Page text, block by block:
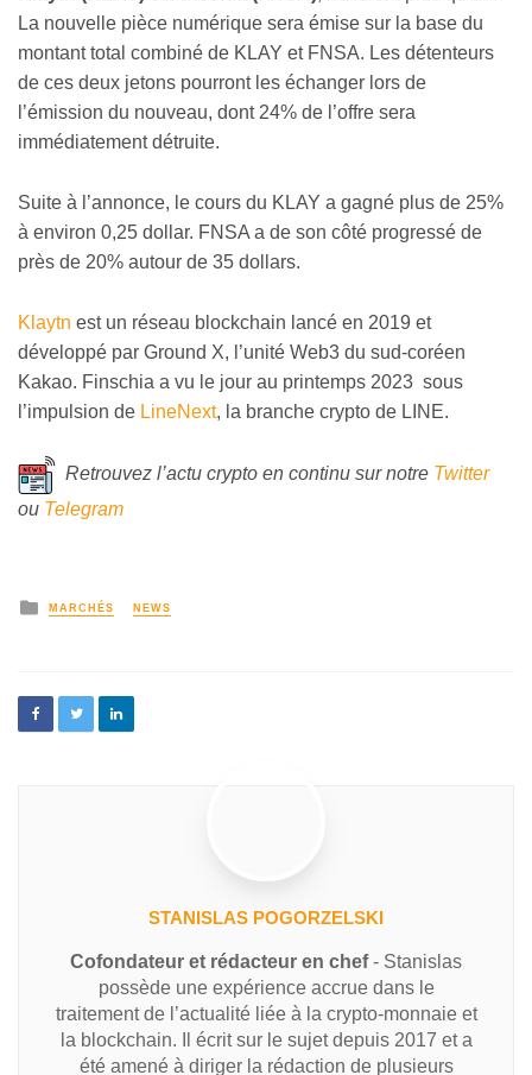
La nouvelle pièce numérique sera émise sur la base du
montant total combiné de KLAY et FNSA. Les détenteurs
de ces deux jetons pourront les échanger lors de
l’émission du nouveau, dont 24% de l’offre sera
immédiatement détruite.
Suite à l’annonce, le cours du KLAY a gagné plus de 25%
à environ 0,25 dollar. FNSA a de son côté progressé de
près de 20% autour de 35 dollars.
Klaytn est un réseau blockchain lancé en 2019 et
développé par Ground X, l’unité Web3 du sud-coréen
Kakao. Finschia a vu le jour au printemps 2023 sous
l’impulsion de LineNext, la branche crypto de LINE.
Retrouvez l’actu crypto en continu sur notre Twitter
ou Telegram
MARCHÉS NEWS
STANISLAS POGORZELSKI
Cofondateur et rédacteur en chef- Stanislas
possède une expérience accrue dans le
traitement de l’actualité liée à la crypto-monnaie et
la blockchain. Il écrit sur le sujet depuis 2017 et a
été amené à diriger la rédaction de plusieurs